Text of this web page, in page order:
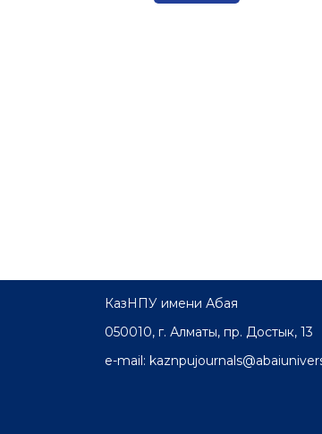
КазНПУ имени Абая
050010, г. Алматы, пр. Достык, 13
e-mail: